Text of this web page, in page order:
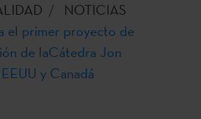
NOTICIAS
el primer proyecto de
de laCátedra Jon
y Canadá